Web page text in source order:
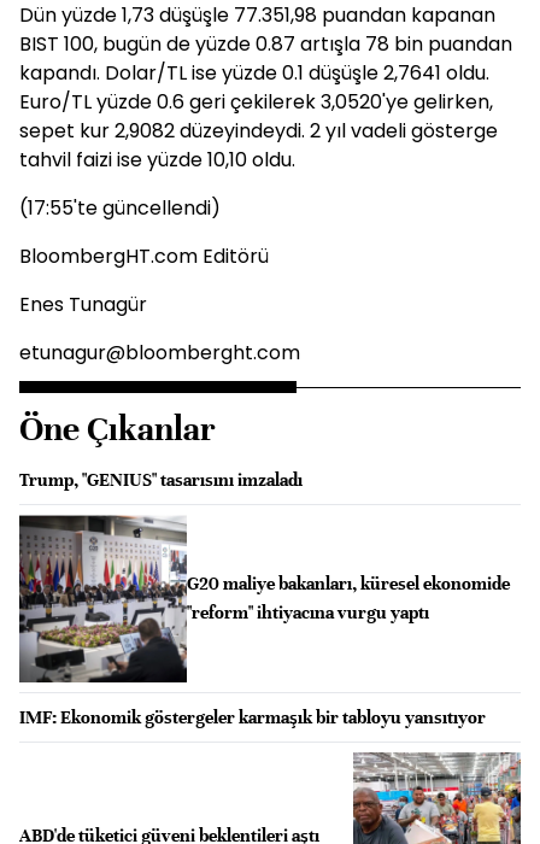
Dün yüzde 1,73 düşüşle 77.351,98 puandan kapanan
BIST 100, bugün de yüzde 0.87 artışla 78 bin puandan
kapandı. Dolar/TL ise yüzde 0.1 düşüşle 2,7641 oldu.
Euro/TL yüzde 0.6 geri çekilerek 3,0520'ye gelirken,
sepet kur 2,9082 düzeyindeydi. 2 yıl vadeli gösterge
tahvil faizi ise yüzde 10,10 oldu.
(17:55'te güncellendi)
BloombergHT.com Editörü
Enes Tunagür
etunagur@bloomberght.com
Öne Çıkanlar
Trump, "GENIUS" tasarısını imzaladı
G20 maliye bakanları, küresel ekonomide
"reform" ihtiyacına vurgu yaptı
IMF: Ekonomik göstergeler karmaşık bir tabloyu yansıtıyor
ABD'de tüketici güveni beklentileri aştı